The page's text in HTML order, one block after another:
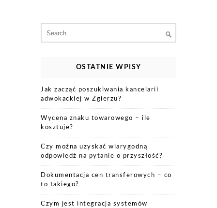
for:
OSTATNIE WPISY
Jak zacząć poszukiwania kancelarii
adwokackiej w Zgierzu?
Wycena znaku towarowego – ile
kosztuje?
Czy można uzyskać wiarygodną
odpowiedź na pytanie o przyszłość?
Dokumentacja cen transferowych – co
to takiego?
Czym jest integracja systemów